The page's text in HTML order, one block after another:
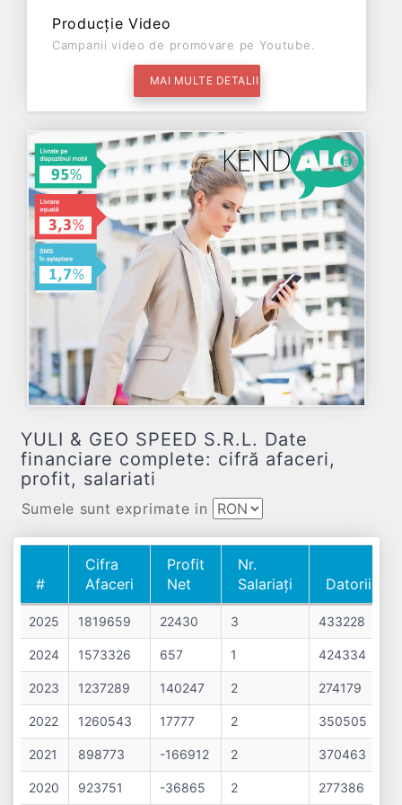
Producție Video
Campanii video de promovare pe Youtube.
MAI MULTE DETALII
YULI & GEO SPEED S.R.L. Date
financiare complete: cifră afaceri,
profit, salariati
Sumele sunt exprimate in
#
Cifra
Afaceri
Profit
Net
Nr.
Salariați
Datorii
#
Cifra
Afaceri
Profit
Net
Salariați
Datorii
2025 1819659 22430 3 433228
2024 1573326 657 1 424334
2023 1237289 140247 2 274179
2022 1260543 17777 2 350505
2021 898773 -166912 2 370463
2020 923751 -36865 2 277386